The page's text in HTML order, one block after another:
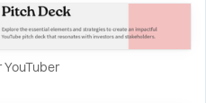
YouTuber